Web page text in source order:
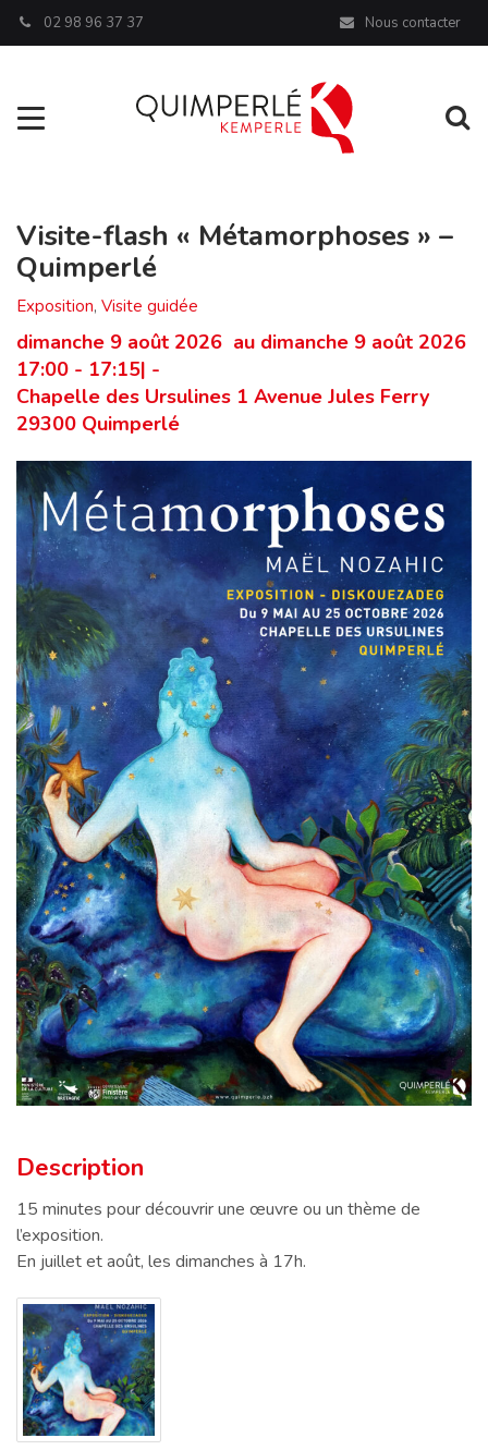
02 98 96 37 37 Nous contacter
Aller à la navigation
Visite-flash « Métamorphoses » –
Quimperlé
Exposition, Visite guidée
dimanche 9 août 2026 au dimanche 9 août 2026
17:00 - 17:15| -
Chapelle des Ursulines 1 Avenue Jules Ferry
29300 Quimperlé
Description
15 minutes pour découvrir une œuvre ou un thème de
l’exposition.
En juillet et août, les dimanches à 17h.